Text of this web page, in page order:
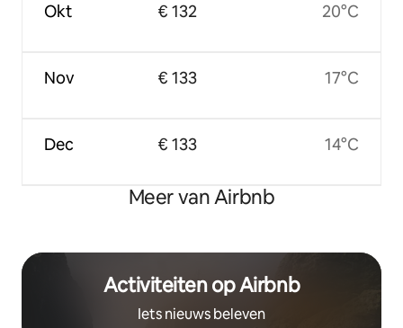
Okt
Nov
Dec
€ 132
€ 133
€ 133
20°C
17°C
14°C
Meer van Airbnb
Activiteiten op Airbnb
Iets nieuws beleven